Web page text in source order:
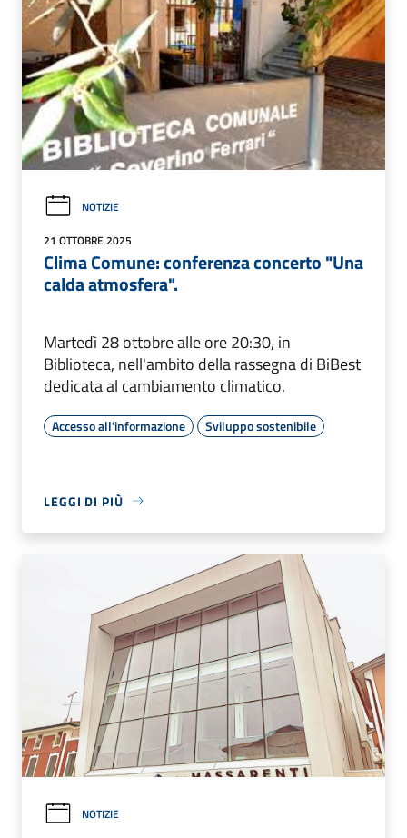
NOTIZIE
21 OTTOBRE 2025
Clima Comune: conferenza concerto "Una
calda atmosfera".
Martedì 28 ottobre alle ore 20:30, in
Biblioteca, nell'ambito della rassegna di BiBest
dedicata al cambiamento climatico.
Accesso all'informazione Sviluppo sostenibile
LEGGI DI PIÙ
NOTIZIE